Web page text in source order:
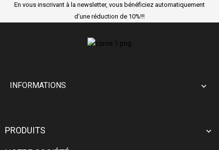
En vous inscrivant à la newsletter, vous bénéficiez automatiquement
d'une réduction de 10%!!!
INFORMATIONS 
PRODUITS 